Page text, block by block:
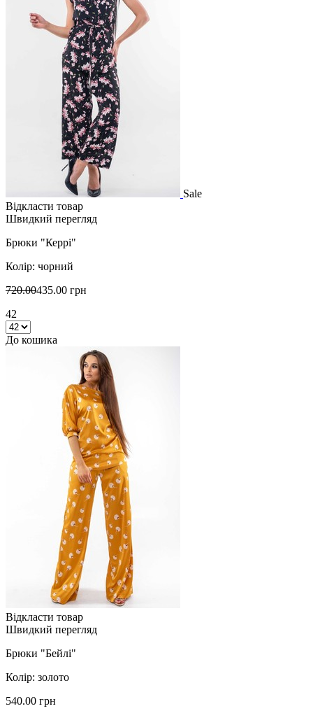
Sale
Відкласти товар
Швидкий перегляд
Брюки "Керрі"
Колір: чорний
720.00435.00 грн
42
До кошика
Відкласти товар
Швидкий перегляд
Брюки "Бейлі"
Колір: золото
540.00 грн